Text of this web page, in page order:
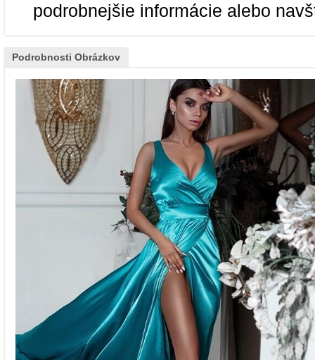
podrobnejšie informácie alebo
Podrobnosti Obrázkov